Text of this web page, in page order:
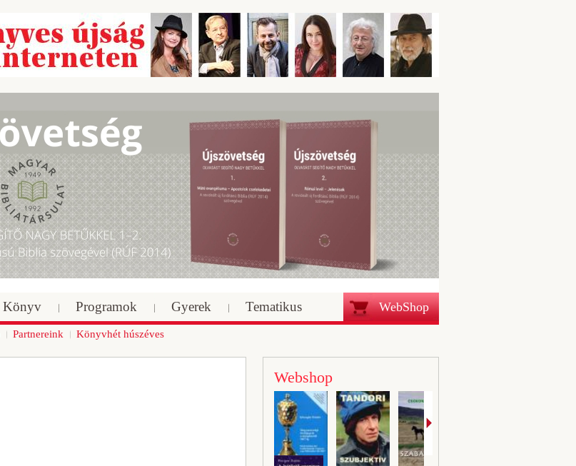
WebShop
Könyv Programok Gyerek Tematikus
Partnereink Könyvhét húszéves
Webshop